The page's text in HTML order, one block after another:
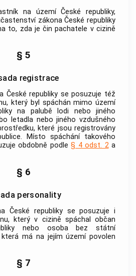
na území České republiky,
zákona České republiky
to, zda je čin pachatele v cizině
§ 5
registrace
České republiky se posuzuje též
který byl spáchán mimo území
na palubě lodi nebo jiného
letadla nebo jiného vzdušného
které jsou registrovány
Místo spáchání takového
obdobně podle § 4 odst. 2a
§ 6
personality
České republiky se posuzuje i
který v cizině spáchal občan
nebo osoba bez státní
má na jejím území povolen
§ 7